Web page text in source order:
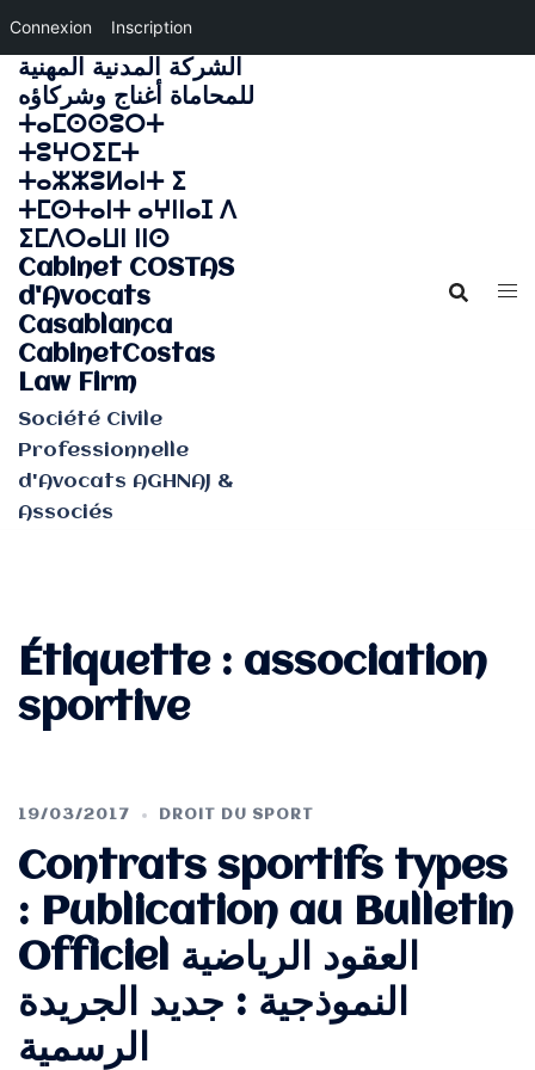
Connexion Inscription
Aller
au
contenu
الشركة المدنية المهنية
للمحاماة أغناج وشركاؤه
ⵜⴰⵎⵙⵙⵓⵔⵜ
ⵜⵓⵖⵔⵉⵎⵜ
ⵜⴰⵣⵣⵓⵍⴰⵏⵜ ⵉ
ⵜⵎⵙⵜⴰⵏⵜ ⴰⵖⵏⵏⴰⵊ ⴷ
ⵉⵎⴷⵔⴰⵡⵏ ⵏⵏⵙ
Cabinet COSTAS
d'Avocats
Casablanca
CabinetCostas
Law Firm
Société Civile
Professionnelle
d'Avocats AGHNAJ &
Associés
Étiquette : association
sportive
19/03/2017 DROIT DU SPORT
Contrats sportifs types
: Publication au Bulletin
Officiel العقود الرياضية
النموذجية : جديد الجريدة
الرسمية